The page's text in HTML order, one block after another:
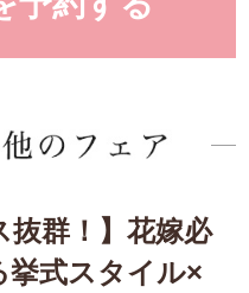
抜群！】花嫁必
式スタイル×